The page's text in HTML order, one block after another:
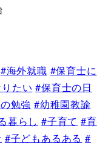
#海外就職 #保育士に
たい #保育士の日
勉強 #幼稚園教諭
暮らし #子育て #育
#子どもあるある #